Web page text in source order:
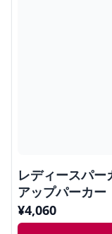
レディースパ
アップパーカー
¥4,060